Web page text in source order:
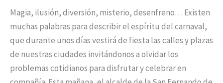
Magia, ilusión, diversión, misterio, desenfreno… Existen
muchas palabras para describir el espíritu del carnaval,
que durante unos días vestirá de fiesta las calles y plazas
de nuestras ciudades invitándonos a olvidar los
problemas cotidianos para disfrutar y celebrar en